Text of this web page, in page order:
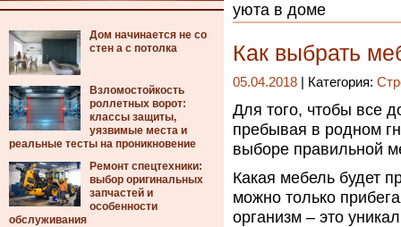
Дом начинается не со
стен а с потолка
Взломостойкость
роллетных ворот:
классы защиты,
уязвимые места и
реальные тесты на проникновение
Ремонт спецтехники:
выбор оригинальных
запчастей и
особенности
обслуживания
уюта в доме
Как выбрать
05.04.2018 | Категория:
Для того, чтобы все
пребывая в родном
выборе правильной
Какая мебель будет
можно только
организм – это